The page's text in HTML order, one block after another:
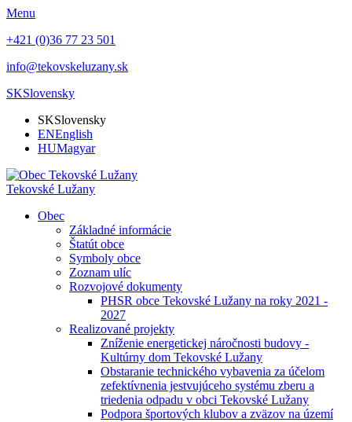
Menu
+421 (0)36 77 23 501
info@tekovskeluzany.sk
SKSlovensky
SKSlovensky
ENEnglish
HUMagyar
Tekovské Lužany
Obec
Základné informácie
Štatút obce
Symboly obce
Zoznam ulíc
Rozvojové dokumenty
PHSR obce Tekovské Lužany na roky 2021 -
2027
Realizované projekty
Zníženie energetickej náročnosti budovy -
Kultúrny dom Tekovské Lužany
Obstaranie technického vybavenia za účelom
zefektívnenia jestvujúceho systému zberu a
triedenia odpadu v obci Tekovské Lužany
Podpora športových klubov a zväzov na území